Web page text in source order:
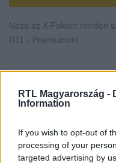
RTL Magyarország -
Information
If you wish to opt-out of
processing of your
targeted advertising by
Nézd az X-Faktort minden
RTL+ Premiumon!
Itt állítsd be, hogy
legyen a Google-